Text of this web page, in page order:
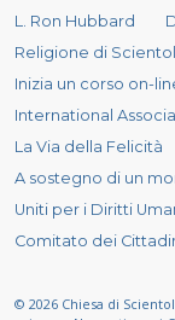
L. Ron Hubbard
Religione di
Inizia un corso on-
International
La Via della Felicità
A sostegno di un
Uniti per i Diritti
Comitato dei
© 2026 Chiesa di